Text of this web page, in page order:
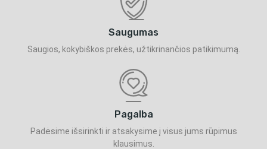
Saugumas
Saugios, kokybiškos prekės, užtikrinančios patikimumą.
Pagalba
Padėsime išsirinkti ir atsakysime į visus jums rūpimus
klausimus.